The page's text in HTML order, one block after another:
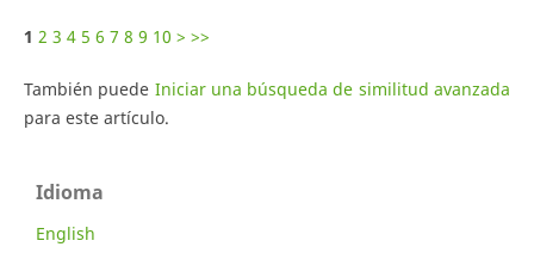
1 2 3 4 5 6 7 8 9 10 > >>
También puede Iniciar una búsqueda de similitud avanzada
para este artículo.
Idioma
English